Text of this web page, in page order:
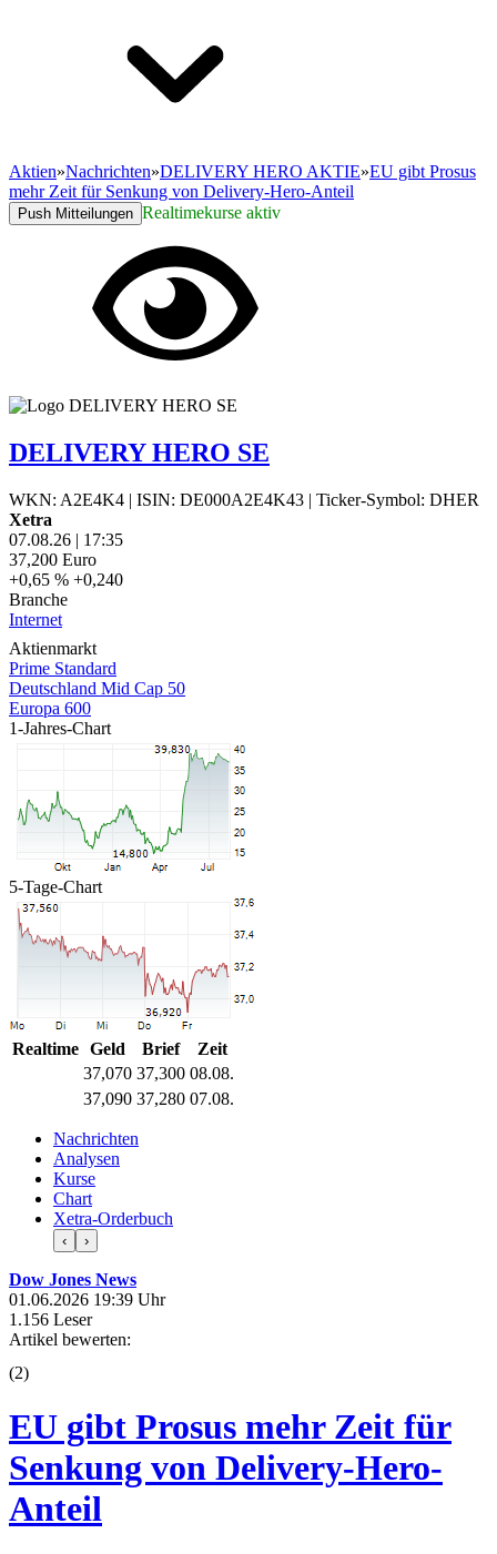
Aktien»Nachrichten»DELIVERY HERO AKTIE»EU gibt Prosus
mehr Zeit für Senkung von Delivery-Hero-Anteil
Push Mitteilungen Realtimekurse aktiv
DELIVERY HERO SE
WKN: A2E4K4 | ISIN: DE000A2E4K43 | Ticker-Symbol: DHER
Xetra
07.08.26 | 17:35
37,200 Euro
+0,65 % +0,240
Branche
Internet
Aktienmarkt
Prime Standard
Deutschland Mid Cap 50
Europa 600
1-Jahres-Chart
5-Tage-Chart
Realtime Geld Brief
Zeit
37,070 37,300 08.08.
37,090 37,280 07.08.
Nachrichten
Analysen
Kurse
Chart
Xetra-Orderbuch
‹ ›
Dow Jones News
01.06.2026 19:39 Uhr
1.156 Leser
Artikel bewerten:
(2)
EU gibt Prosus mehr Zeit für
Senkung von Delivery-Hero-
Anteil